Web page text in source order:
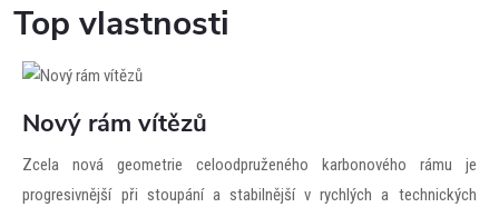
Top vlastnosti
Nový rám vítězů
Zcela nová geometrie celoodpruženého karbonového rámu je
progresivnější při stoupání a stabilnější v rychlých a technických